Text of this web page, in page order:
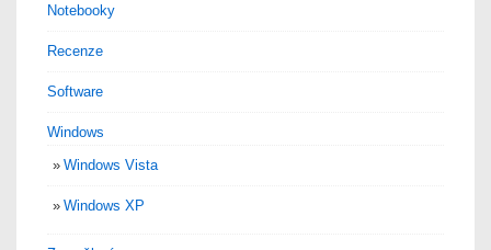
Notebooky
Recenze
Software
Windows
Windows Vista
Windows XP